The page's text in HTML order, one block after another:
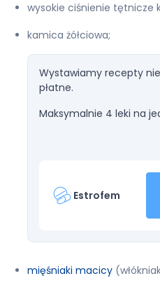
wysokie ciśnienie tętnicze
kamica żółciowa;
Wystawiamy recepty
płatne.
Maksymalnie 4 leki na
Estrofem
mięśniaki macicy